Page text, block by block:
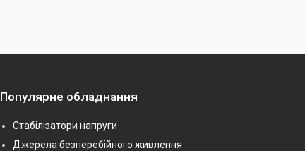
Популярне обладнання
Стабілізатори напруги
Джерела безперебійного живлення